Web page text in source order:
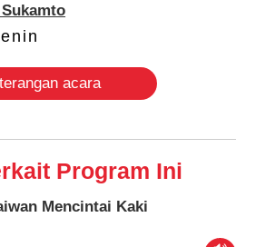
acara
Program Ini
Mencintai Kaki